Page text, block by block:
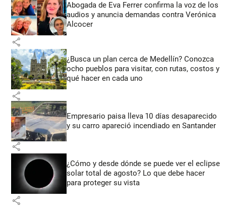
Abogada de Eva Ferrer confirma la voz de los
audios y anuncia demandas contra Verónica
Alcocer
share
¿Busca un plan cerca de Medellín? Conozca
ocho pueblos para visitar, con rutas, costos y
qué hacer en cada uno
share
Empresario paisa lleva 10 días desaparecido
y su carro apareció incendiado en Santander
share
¿Cómo y desde dónde se puede ver el eclipse
solar total de agosto? Lo que debe hacer
para proteger su vista
share